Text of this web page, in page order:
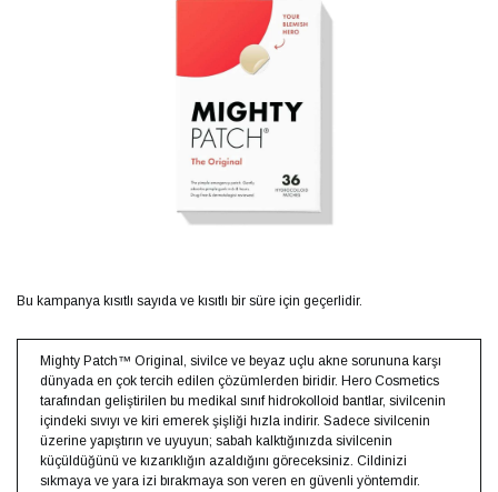
Bu kampanya kısıtlı sayıda ve kısıtlı bir süre için geçerlidir.
Mighty Patch™ Original, sivilce ve beyaz uçlu akne sorununa karşı
dünyada en çok tercih edilen çözümlerden biridir. Hero Cosmetics
tarafından geliştirilen bu medikal sınıf hidrokolloid bantlar, sivilcenin
içindeki sıvıyı ve kiri emerek şişliği hızla indirir. Sadece sivilcenin
üzerine yapıştırın ve uyuyun; sabah kalktığınızda sivilcenin
küçüldüğünü ve kızarıklığın azaldığını göreceksiniz. Cildinizi
sıkmaya ve yara izi bırakmaya son veren en güvenli yöntemdir.